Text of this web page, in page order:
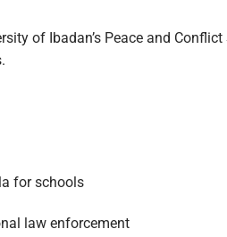
of Ibadan’s Peace and
for schools
law enforcement